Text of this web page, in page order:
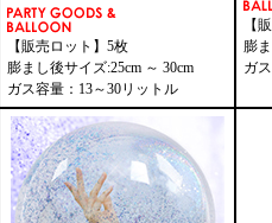
【販売ロット】5枚
膨まし後サイズ:25cm ～ 30cm
ガス容量：13～30リットル
【
膨
ガ